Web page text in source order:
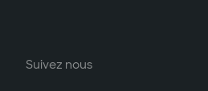
Suivez nous